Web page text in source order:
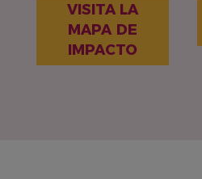
VISITA LA
MAPA DE
IMPACTO